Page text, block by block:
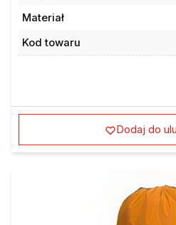
Materiał
Kod towaru
Dodaj do